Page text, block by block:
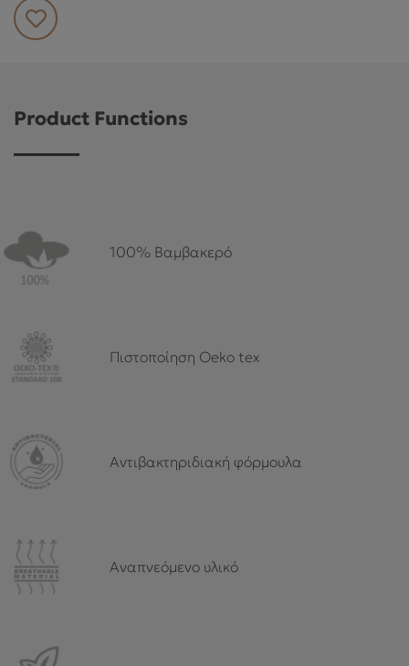
ΕΞΥΠΗΡΈΤΗΣΗ ΠΕΛΑΤΏΝ
Product Functions
100% Βαμβακερό
Πιστοποίηση Oeko tex
Αντιβακτηριδιακή φόρμουλα
Αναπνεόμενο υλικό